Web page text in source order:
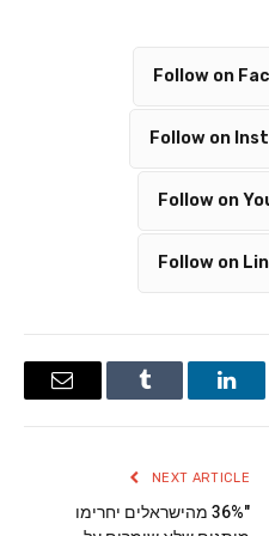
Follow on
Follow on
Follow on
Follow on
LinkedIn
Tumblr
Email
NEXT ARTICLE
"36% מהישראלים יחרימו